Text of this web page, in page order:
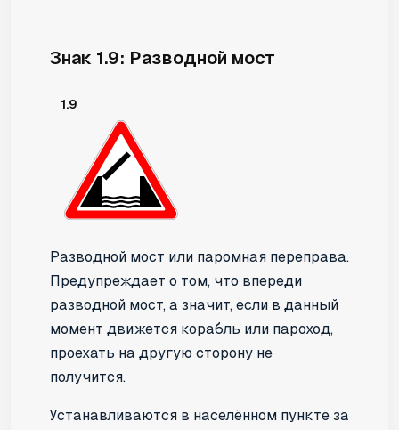
Знак 1.9: Разводной мост
1.9
Разводной мост или паромная переправа.
Предупреждает о том, что впереди
разводной мост, а значит, если в данный
момент движется корабль или пароход,
проехать на другую сторону не
получится.
Устанавливаются в населённом пункте за